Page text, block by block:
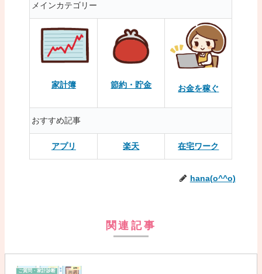
メインカテゴリー
家計簿 節約・貯金 お金を稼ぐ
おすすめ記事
アプリ 楽天 在宅ワーク
hana(o^^o)
関連記事
ご質問・家計診断